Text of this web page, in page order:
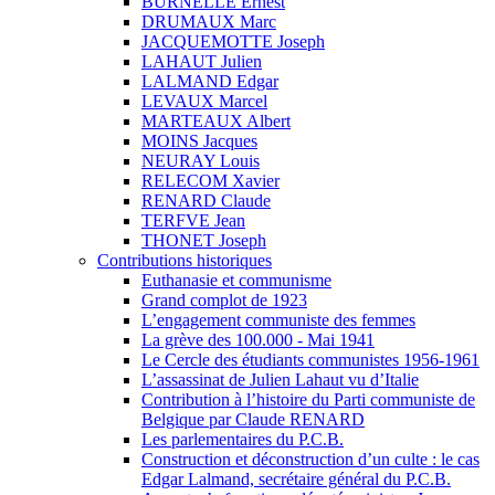
DRUMAUX Marc
JACQUEMOTTE Joseph
LAHAUT Julien
LALMAND Edgar
LEVAUX Marcel
MARTEAUX Albert
MOINS Jacques
NEURAY Louis
RELECOM Xavier
RENARD Claude
TERFVE Jean
THONET Joseph
Contributions historiques
Euthanasie et communisme
Grand complot de 1923
L’engagement communiste des femmes
La grève des 100.000 - Mai 1941
Le Cercle des étudiants communistes 1956-1961
L’assassinat de Julien Lahaut vu d’Italie
Contribution à l’histoire du Parti communiste de
Belgique par Claude RENARD
Les parlementaires du P.C.B.
Construction et déconstruction d’un culte : le cas
Edgar Lalmand, secrétaire général du P.C.B.